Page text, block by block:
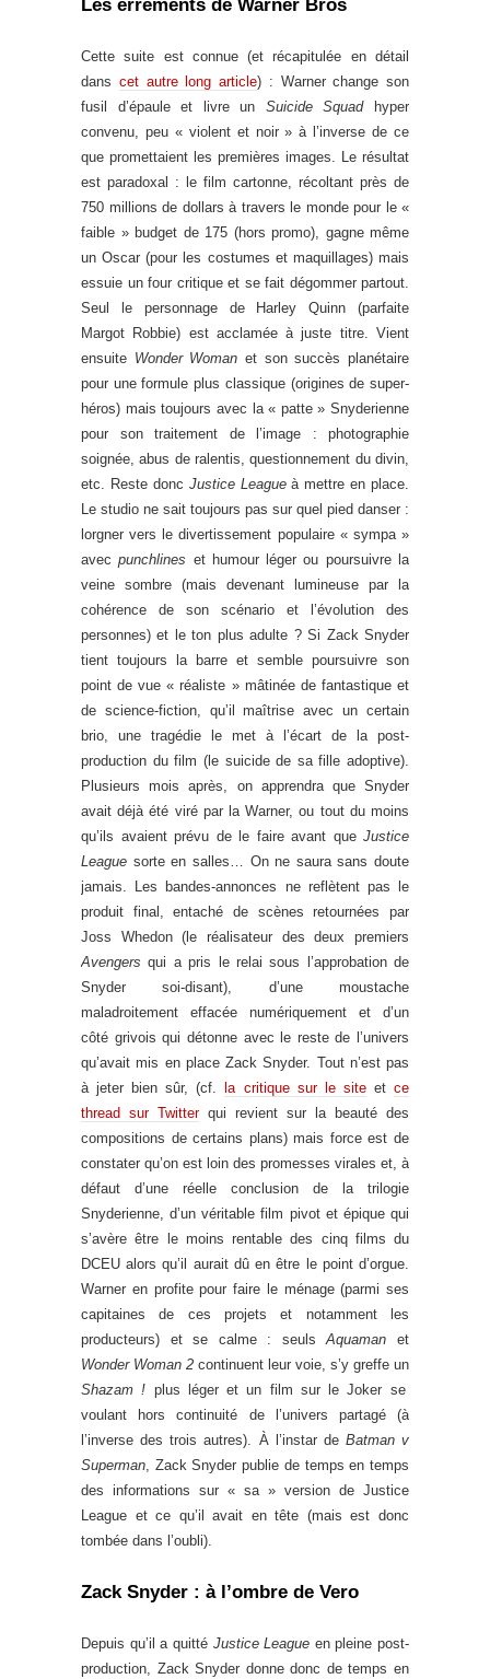
Les errements de Warner Bros
Cette suite est connue (et récapitulée en détail
dans cet autre long article) : Warner change son
fusil d’épaule et livre un Suicide Squadhyper
convenu, peu « violent et noir » à l’inverse de ce
que promettaient les premières images. Le résultat
est paradoxal : le film cartonne, récoltant près de
750 millions de dollars à travers le monde pour le «
faible » budget de 175 (hors promo), gagne même
un Oscar (pour les costumes et maquillages) mais
essuie un four critique et se fait dégommer partout.
Seul le personnage de Harley Quinn (parfaite
Margot Robbie) est acclamée à juste titre. Vient
ensuite Wonder Woman et son succès planétaire
pour une formule plus classique (origines de super-
héros) mais toujours avec la « patte » Snyderienne
pour son traitement de l’image : photographie
soignée, abus de ralentis, questionnement du divin,
etc. Reste donc Justice Leagueà mettre en place.
Le studio ne sait toujours pas sur quel pied danser :
lorgner vers le divertissement populaire « sympa »
avecpunchlines et humour léger ou poursuivre la
veine sombre (mais devenant lumineuse par la
cohérence de son scénario et l’évolution des
personnes) et le ton plus adulte ? Si Zack Snyder
tient toujours la barre et semble poursuivre son
point de vue « réaliste » mâtinée de fantastique et
de science-fiction, qu’il maîtrise avec un certain
brio, une tragédie le met à l’écart de la post-
production du film (le suicide de sa fille adoptive).
Plusieurs mois après, on apprendra que Snyder
avait déjà été viré par la Warner, ou tout du moins
qu’ils avaient prévu de le faire avant queJustice
League sorte en salles… On ne saura sans doute
jamais. Les bandes-annonces ne reflètent pas le
produit final, entaché de scènes retournées par
Joss Whedon (le réalisateur des deux premiers
Avengers qui a pris le relai sous l’approbation de
Snyder soi-disant), d’une moustache
maladroitement effacée numériquement et d’un
côté grivois qui détonne avec le reste de l’univers
qu’avait mis en place Zack Snyder. Tout n’est pas
à jeter bien sûr, (cf.
la critique sur le siteetce
thread sur Twitterqui revient sur la beauté des
compositions de certains plans) mais force est de
constater qu’on est loin des promesses virales et, à
défaut d’une réelle conclusion de la trilogie
Snyderienne, d’un véritable film pivot et épique qui
s’avère être le moins rentable des cinq films du
DCEU alors qu’il aurait dû en être le point d’orgue.
Warner en profite pour faire le ménage (parmi ses
capitaines de ces projets et notamment les
producteurs) et se calme : seulsAquaman et
Wonder Woman 2 continuent leur voie, s’y greffe un
Shazam ! plus léger et un film sur le Joker se
voulant hors continuité de l’univers partagé (à
l’inverse des trois autres). À l’instar de Batman v
Superman, Zack Snyder publie de temps en temps
des informations sur « sa » version de Justice
League et ce qu’il avait en tête (mais est donc
tombée dans l’oubli).
Zack Snyder : à l’ombre de Vero
Depuis qu’il a quitté Justice League en pleine post-
production, Zack Snyder donne donc de temps en